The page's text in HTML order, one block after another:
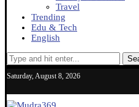
Travel
Trending
Edu & Tech
English
Saturday, August 8, 2026